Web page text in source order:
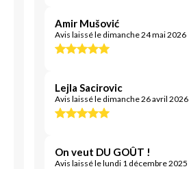
Amir Mušović
Avis laissé le dimanche 24 mai 2026
Lejla Sacirovic
Avis laissé le dimanche 26 avril 2026
On veut DU GOÛT !
Avis laissé le lundi 1 décembre 2025